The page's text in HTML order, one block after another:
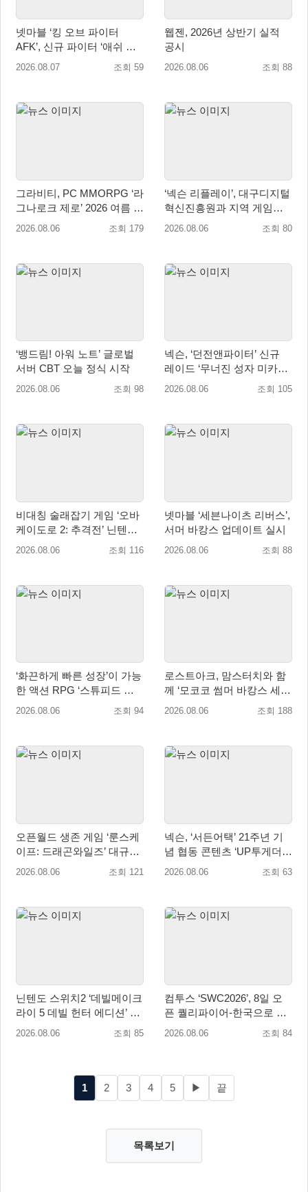
넷마블 ‘킹 오브 파이터
AFK’, 신규 파이터 ‘애쉬 크
림존’ 업데이트
2026.08.07 조회 59
웹젠, 2026년 상반기 실적
공시
2026.08.06 조회 88
그라비티, PC MMORPG ‘라
그나로크 제로’ 2026 여름 프
로모션 진행!
2026.08.06 조회 179
‘넥슨 리플레이’, 대구디지털
혁신진흥원과 지역 게임산
업 육성 위한 업무협약 체결
2026.08.06 조회 80
‘뱅드림! 아워 노트’ 글로벌
서버 CBT 오늘 정식 시작
2026.08.06 조회 98
넥슨, ‘던전앤파이터’ 신규
레이드 ‘무너진 성자 미카엘
라’ 업데이트!
2026.08.06 조회 105
비대칭 술래잡기 게임 ‘오바
케이도로 2: 추격전’ 닌텐도
eShop 출시
2026.08.06 조회 116
넷마블 ‘세븐나이츠 리버스’,
서머 바캉스 업데이트 실시
2026.08.06 조회 88
‘화끈하게 빠른 성장’이 가능
한 액션 RPG ‘스튜피드 네
버 다이즈’ 패키지판 예약판
2026.08.06 조회 94
로스트아크, 맘스터치와 함
께 ‘모코코 썸머 바캉스 세
트’ 출시
2026.08.06 조회 188
오픈월드 생존 게임 ‘룬스케
이프: 드래곤와일즈’ 대규모
유저 편의성 개선 및 사이드
2026.08.06 조회 121
넥슨, ‘서든어택’ 21주년 기
념 협동 콘텐츠 ‘UP투게더’
업데이트
2026.08.06 조회 63
닌텐도 스위치2 ‘데빌메이크
라이 5 데빌 헌터 에디션’ 패
키지 제품 8월 7일 예약판매
2026.08.06 조회 85
컴투스 ‘SWC2026’, 8일 오
픈 퀄리파이어-한국으로 시
즌 개막!
2026.08.06 조회 84
1 2 3 4 5 ▶ 끝
목록보기